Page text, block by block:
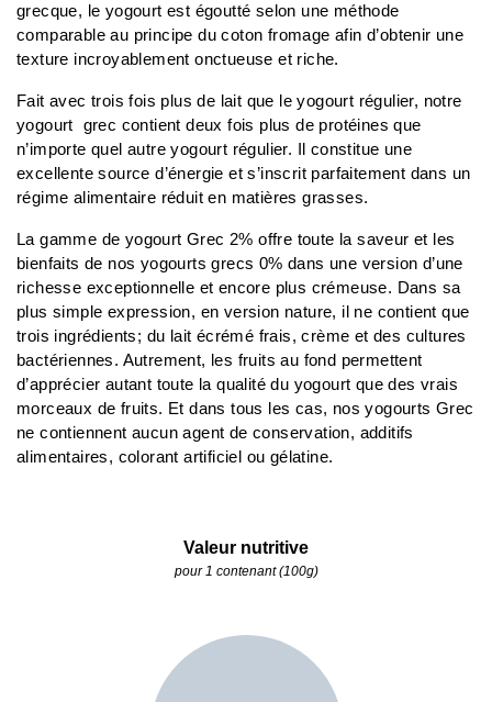
grecque, le yogourt est égoutté selon une méthode
comparable au principe du coton fromage afin d’obtenir une
texture incroyablement onctueuse et riche.
Fait avec trois fois plus de lait que le yogourt régulier, notre
yogourt grec contient deux fois plus de protéines que
n’importe quel autre yogourt régulier. Il constitue une
excellente source d’énergie et s’inscrit parfaitement dans un
régime alimentaire réduit en matières grasses.
La gamme de yogourt Grec 2% offre toute la saveur et les
bienfaits de nos yogourts grecs 0% dans une version d’une
richesse exceptionnelle et encore plus crémeuse. Dans sa
plus simple expression, en version nature, il ne contient que
trois ingrédients; du lait écrémé frais, crème et des cultures
bactériennes. Autrement, les fruits au fond permettent
d’apprécier autant toute la qualité du yogourt que des vrais
morceaux de fruits. Et dans tous les cas, nos yogourts Grec
ne contiennent aucun agent de conservation, additifs
alimentaires, colorant artificiel ou gélatine.
Valeur nutritive
pour 1 contenant (100g)